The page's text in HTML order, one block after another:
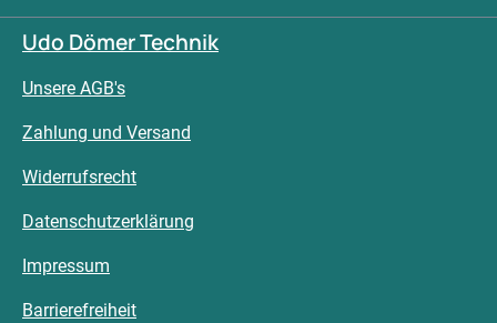
Udo Dömer Technik
Unsere AGB's
Zahlung und Versand
Widerrufsrecht
Datenschutzerklärung
Impressum
Barrierefreiheit